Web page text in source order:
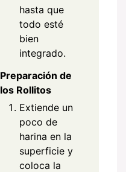
hasta que
todo esté
bien
integrado.
Preparación de
los Rollitos
Extiende un
poco de
harina en la
superficie y
coloca la